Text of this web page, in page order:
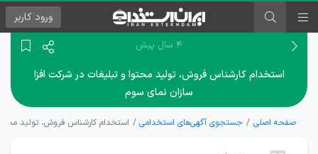
ورود کاربر
۴ سال پیش
استخدام کارشناس فروش، تولید محتوا و تبلیغات در شرکت افزا
سازان نمای سوم
صفحه اصلی جستجوی آگهی‌های استخدامی استخدام کارشناس فروش، تولید